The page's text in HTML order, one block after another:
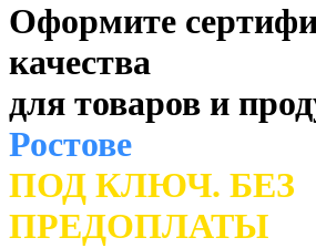
Оформите
качества
для товаров и
Ростове
ПОД КЛЮЧ. БЕЗ
ПРЕДОПЛАТЫ